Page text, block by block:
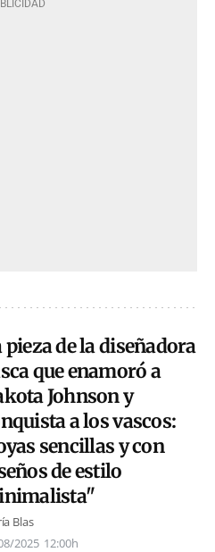
pieza de la diseñadora
que enamoró a
Johnson y
a los vascos:
sencillas y con
de estilo
Blas
2025 12:00h